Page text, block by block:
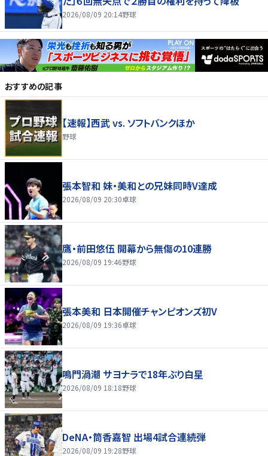
2026/08/09 20:14野球
おすすめの記事
【速報】西武 vs. ソフトバンクほか
野球
張本智和 妹・美和との兄妹同時V達成
2026/08/09 20:30卓球
鷹・前田悠伍 開幕から無傷の10連勝
2026/08/09 19:46野球
張本美和 日本開催チャンピオンズ初V
2026/08/09 19:36卓球
鳴門渦潮 サヨナラで18年ぶり白星
2026/08/09 18:18野球
DeNA・筒香嘉智 出場4試合連続弾
2026/08/09 19:28野球